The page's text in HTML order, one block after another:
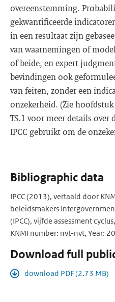
overeenstemming.
gekwantificeerde
in een resultaat zijn
van waarnemingen of
of beide, en expert
bevindingen ook
van feiten, zonder een
onzekerheid. (Zie
TS.1 voor meer details over
IPCC gebruikt om de
Bibliographic data
IPCC (2013), vertaald door
beleidsmakers
(IPCC), vijfde assessment
KNMI number: nvt-nvt, Year:
Download full
download PDF (2.73 MB)